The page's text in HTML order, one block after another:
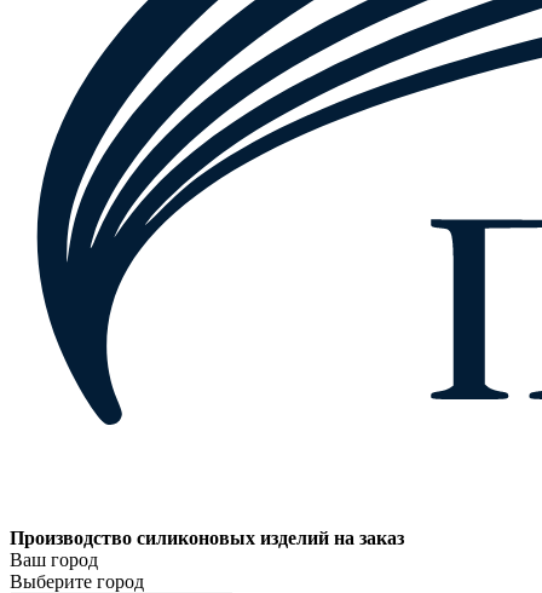
Производство силиконовых изделий на заказ
Ваш город
Выберите город